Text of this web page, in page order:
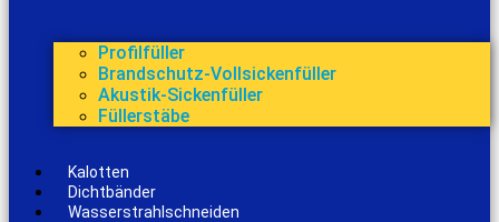
Profilfüller
Brandschutz-Vollsickenfüller
Akustik-Sickenfüller
Füllerstäbe
Kalotten
Dichtbänder
Wasserstrahlschneiden